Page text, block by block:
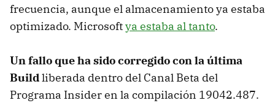
frecuencia, aunque el almacenamiento ya estaba
optimizado. Microsoftya estaba al tanto.
Un fallo que ha sido corregido con la última
Buildliberada dentro del Canal Beta del
Programa Insider en la compilación 19042.487.